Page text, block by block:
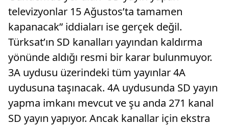
televizyonlar 15 Ağustos’ta tamamen
kapanacak” iddiaları ise gerçek değil.
Türksat’ın SD kanalları yayından kaldırma
yönünde aldığı resmi bir karar bulunmuyor.
3A uydusu üzerindeki tüm yayınlar 4A
uydusuna taşınacak. 4A uydusunda SD yayın
yapma imkanı mevcut ve şu anda 271 kanal
SD yayın yapıyor. Ancak kanallar için ekstra